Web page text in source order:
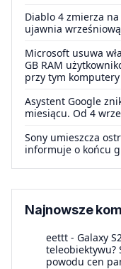
Diablo 4 zmierza
ujawnia
Microsoft usuwa
GB RAM
przy tym komputery
Asystent Google
miesiącu. Od 4
Sony umieszcza
informuje o końcu
Najnowsze
eettt - Galaxy
teleobiektywu?
powodu cen